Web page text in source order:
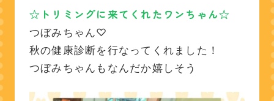
☆トリミングに来てくれたワンちゃん☆
つぼみちゃん♡
秋の健康診断を行なってくれました！
つぼみちゃんもなんだか嬉しそう